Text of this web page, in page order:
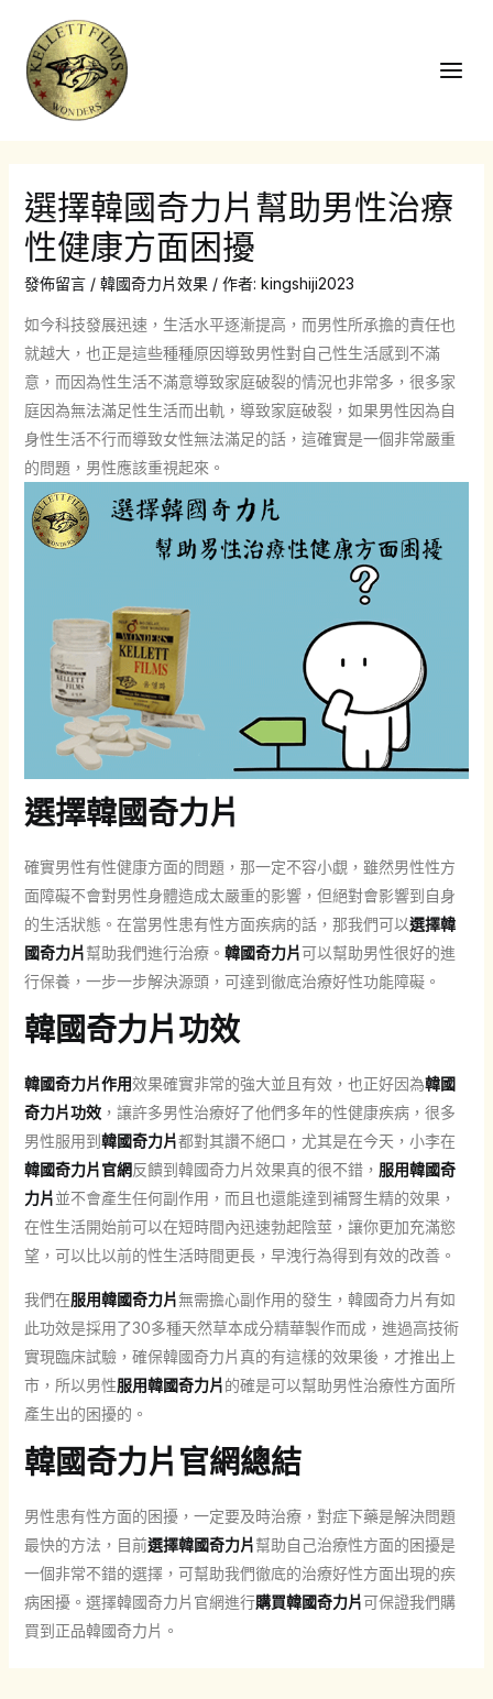
選擇韓國奇力片幫助男性治療
性健康方面困擾
發佈留言 / 韓國奇力片效果/ 作者: kingshiji2023
如今科技發展迅速，生活水平逐漸提高，而男性所承擔的責任也
就越大，也正是這些種種原因導致男性對自己性生活感到不滿
意，而因為性生活不滿意導致家庭破裂的情況也非常多，很多家
庭因為無法滿足性生活而出軌，導致家庭破裂，如果男性因為自
身性生活不行而導致女性無法滿足的話，這確實是一個非常嚴重
的問題，男性應該重視起來。
選擇韓國奇力片
確實男性有性健康方面的問題，那一定不容小覷，雖然男性性方
面障礙不會對男性身體造成太嚴重的影響，但絕對會影響到自身
的生活狀態。在當男性患有性方面疾病的話，那我們可以選擇韓
國奇力片幫助我們進行治療。 韓國奇力片可以幫助男性很好的進
行保養，一步一步解決源頭，可達到徹底治療好性功能障礙。
韓國奇力片功效
韓國奇力片作用效果確實非常的強大並且有效，也正好因為韓國
奇力片功效，讓許多男性治療好了他們多年的性健康疾病，很多
男性服用到韓國奇力片都對其讚不絕口，尤其是在今天，小李在
韓國奇力片官網反饋到韓國奇力片效果真的很不錯， 服用韓國奇
力片並不會產生任何副作用，而且也還能達到補腎生精的效果，
在性生活開始前可以在短時間內迅速勃起陰莖，讓你更加充滿慾
望，可以比以前的性生活時間更長，早洩行為得到有效的改善。
我們在服用韓國奇力片無需擔心副作用的發生，韓國奇力片有如
此功效是採用了30多種天然草本成分精華製作而成，進過高技術
實現臨床試驗，確保韓國奇力片真的有這樣的效果後，才推出上
市，所以男性服用韓國奇力片的確是可以幫助男性治療性方面所
產生出的困擾的。
韓國奇力片官網總結
男性患有性方面的困擾，一定要及時治療，對症下藥是解決問題
最快的方法，目前選擇韓國奇力片幫助自己治療性方面的困擾是
一個非常不錯的選擇，可幫助我們徹底的治療好性方面出現的疾
病困擾。選擇韓國奇力片官網進行購買韓國奇力片可保證我們購
買到正品韓國奇力片。